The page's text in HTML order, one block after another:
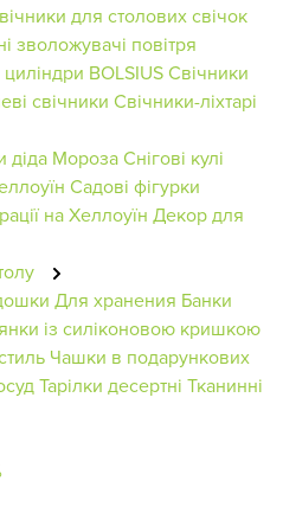
для столових свічок
зволожувачі повітря
BOLSIUSСвічники
свічники Свічники-ліхтарі
діда МорозаСнігові кулі
Садові фігурки
на Хеллоуїн Декор для
Для хранения Банки
із силіконовою кришкою
Чашки в подарункових
Тарілки десертні Тканинні